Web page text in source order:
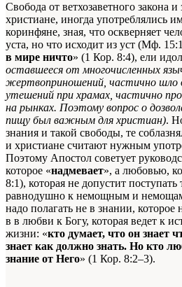
Свобода от ветхозаветного закона
христиане, иногда употреблялись
коринфяне, зная, что оскверняет
уста, но что исходит из уст (Мф.
в мире ничто» (1 Кор. 8:4), ели
оставшееся от многочисленных
жертвоприношений, частично шло
утешений при храмах, частично
на рынках. Поэтому вопрос о
пищу был важным для христиан).
знания и такой свободы, те
и христиане считают нужным
Поэтому Апостол советует
которое «надмевает», а любовью,
8:1), которая не допустит
равнодушно к немощным и
надо полагать не в знании,
в в любви к Богу, которая ведет к
жизни: «кто думает, что он знает
знает как должно знать. Но кто
знание от Него» (1 Кор. 8:2–3).